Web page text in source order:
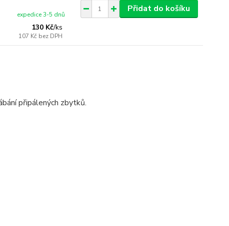
130 Kč/ks
107 Kč bez DPH
expedice 3-5 dnů
Přidat do košíku
připálených zbytků.